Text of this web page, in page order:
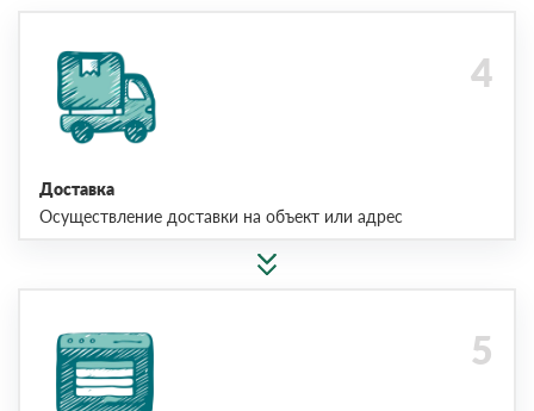
Доставка
Осуществление доставки на объект или адрес